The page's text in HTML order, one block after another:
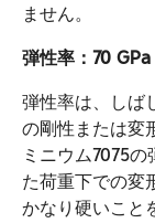
ません。
弾性率：70 GPa
弾性率は、しば
の剛性または変
ミニウム7075
た荷重下での変
かなり硬いこと